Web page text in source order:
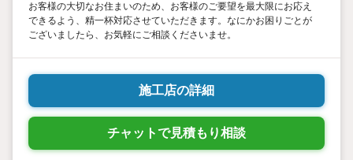
お客様の大切なお住まいのため、お客様のご要望を最大限にお応え
できるよう、精一杯対応させていただきます。なにかお困りごとが
ございましたら、お気軽にご相談くださいませ。
施工店の詳細
チャットで見積もり相談